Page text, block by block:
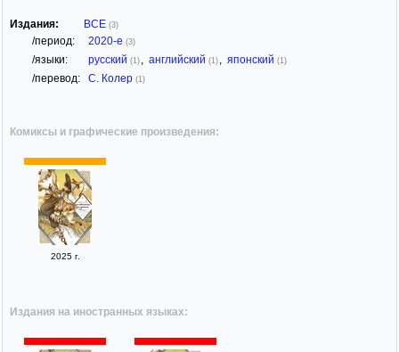
Издания: ВСЕ (3)
/период: 2020-е (3)
/языки: русский (1) английский (1) японский (1)
/перевод: С. Колер (1)
Комиксы и графические произведения:
2025 г.
Издания на иностранных языках: